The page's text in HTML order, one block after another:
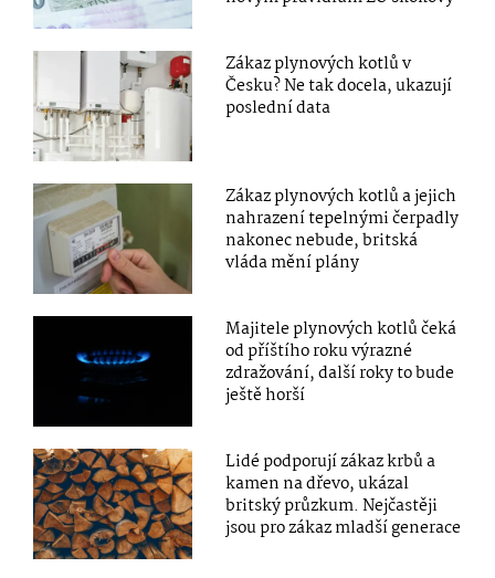
Zákaz plynových kotlů v
Česku? Ne tak docela, ukazují
poslední data
Zákaz plynových kotlů a jejich
nahrazení tepelnými čerpadly
nakonec nebude, britská
vláda mění plány
Majitele plynových kotlů čeká
od příštího roku výrazné
zdražování, další roky to bude
ještě horší
Lidé podporují zákaz krbů a
kamen na dřevo, ukázal
britský průzkum. Nejčastěji
jsou pro zákaz mladší generace